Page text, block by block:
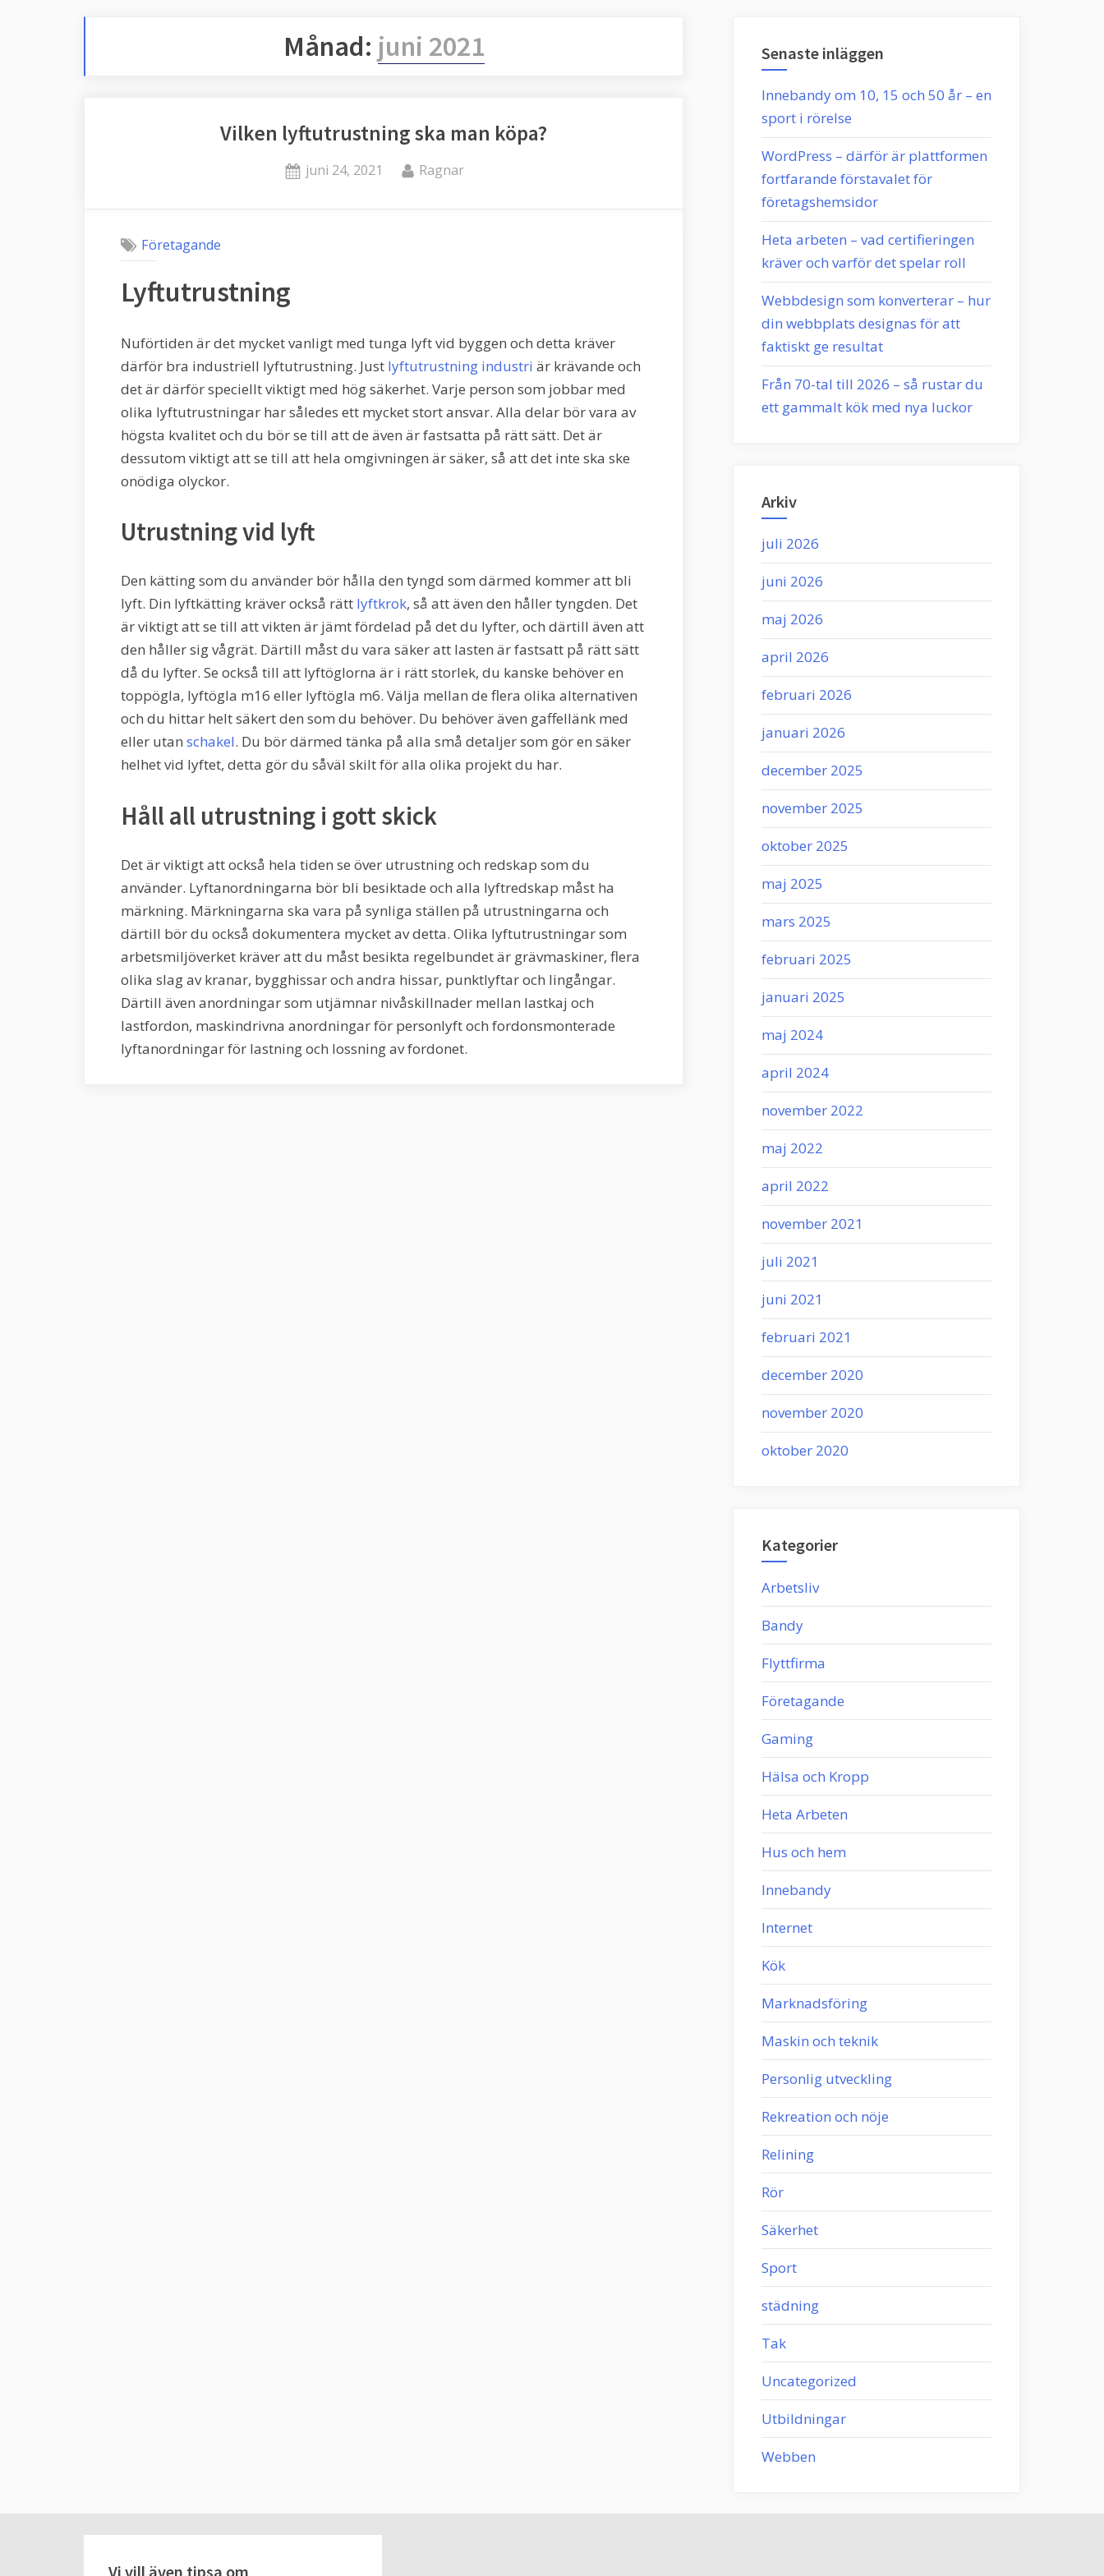
Månad: juni 2021
Vilken lyftutrustning ska man köpa?
Posted
juni 24, 2021 By
Ragnar
Företagande
Lyftutrustning
Nuförtiden är det mycket vanligt med tunga lyft vid byggen och detta kräver
därför bra industriell lyftutrustning. Just lyftutrustning industri är krävande och
det är därför speciellt viktigt med hög säkerhet. Varje person som jobbar med
olika lyftutrustningar har således ett mycket stort ansvar. Alla delar bör vara av
högsta kvalitet och du bör se till att de även är fastsatta på rätt sätt. Det är
dessutom viktigt att se till att hela omgivningen är säker, så att det inte ska ske
onödiga olyckor.
Utrustning vid lyft
Den kätting som du använder bör hålla den tyngd som därmed kommer att bli
lyft. Din lyftkätting kräver också rätt lyftkrok, så att även den håller tyngden. Det
är viktigt att se till att vikten är jämt fördelad på det du lyfter, och därtill även att
den håller sig vågrät. Därtill måst du vara säker att lasten är fastsatt på rätt sätt
då du lyfter. Se också till att lyftöglorna är i rätt storlek, du kanske behöver en
toppögla, lyftögla m16 eller lyftögla m6. Välja mellan de flera olika alternativen
och du hittar helt säkert den som du behöver. Du behöver även gaffellänk med
eller utan schakel. Du bör därmed tänka på alla små detaljer som gör en säker
helhet vid lyftet, detta gör du såväl skilt för alla olika projekt du har.
Håll all utrustning i gott skick
Det är viktigt att också hela tiden se över utrustning och redskap som du
använder. Lyftanordningarna bör bli besiktade och alla lyftredskap måst ha
märkning. Märkningarna ska vara på synliga ställen på utrustningarna och
därtill bör du också dokumentera mycket av detta. Olika lyftutrustningar som
arbetsmiljöverket kräver att du måst besikta regelbundet är grävmaskiner, flera
olika slag av kranar, bygghissar och andra hissar, punktlyftar och lingångar.
Därtill även anordningar som utjämnar nivåskillnader mellan lastkaj och
lastfordon, maskindrivna anordningar för personlyft och fordonsmonterade
lyftanordningar för lastning och lossning av fordonet.
Senaste inläggen
Innebandy om 10, 15 och 50 år – en
sport i rörelse
WordPress – därför är plattformen
fortfarande förstavalet för
företagshemsidor
Heta arbeten – vad certifieringen
kräver och varför det spelar roll
Webbdesign som konverterar – hur
din webbplats designas för att
faktiskt ge resultat
Från 70-tal till 2026 – så rustar du
ett gammalt kök med nya luckor
Arkiv
juli 2026
juni 2026
maj 2026
april 2026
februari 2026
januari 2026
december 2025
november 2025
oktober 2025
maj 2025
mars 2025
februari 2025
januari 2025
maj 2024
april 2024
november 2022
maj 2022
april 2022
november 2021
juli 2021
juni 2021
februari 2021
december 2020
november 2020
oktober 2020
Kategorier
Arbetsliv
Bandy
Flyttfirma
Företagande
Gaming
Hälsa och Kropp
Heta Arbeten
Hus och hem
Innebandy
Internet
Kök
Marknadsföring
Maskin och teknik
Personlig utveckling
Rekreation och nöje
Relining
Rör
Säkerhet
Sport
städning
Tak
Uncategorized
Utbildningar
Webben
Vi vill även tipsa om